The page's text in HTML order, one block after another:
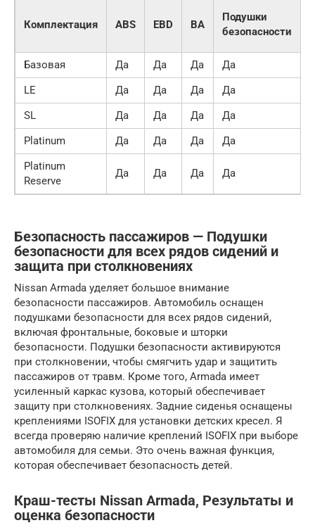
Комплектация ABS EBD BA
Подушки
безопасности
Базовая Да Да Да Да
LE
Да Да Да Да
SL
Да Да Да Да
Platinum
Да Да Да Да
Platinum
Reserve
Да Да Да Да
Безопасность пассажиров — Подушки
безопасности для всех рядов сидений и
защита при столкновениях
Nissan Armada уделяет большое внимание
безопасности пассажиров. Автомобиль оснащен
подушками безопасности для всех рядов сидений,
включая фронтальные, боковые и шторки
безопасности. Подушки безопасности активируются
при столкновении, чтобы смягчить удар и защитить
пассажиров от травм. Кроме того, Armada имеет
усиленный каркас кузова, который обеспечивает
защиту при столкновениях. Задние сиденья оснащены
креплениями ISOFIX для установки детских кресел. Я
всегда проверяю наличие креплений ISOFIX при выборе
автомобиля для семьи. Это очень важная функция,
которая обеспечивает безопасность детей.
Краш-тесты Nissan Armada, Результаты и
оценка безопасности